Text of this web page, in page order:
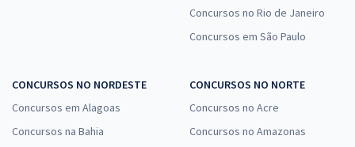
Concursos no Rio de Janeiro
Concursos em São Paulo
CONCURSOS NO NORDESTE
Concursos em Alagoas
Concursos na Bahia
CONCURSOS NO NORTE
Concursos no Acre
Concursos no Amazonas